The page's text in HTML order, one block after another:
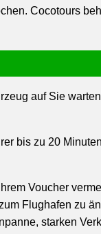
Cocotours
auf Sie
bis zu 20
Voucher
Flughafen zu
starken